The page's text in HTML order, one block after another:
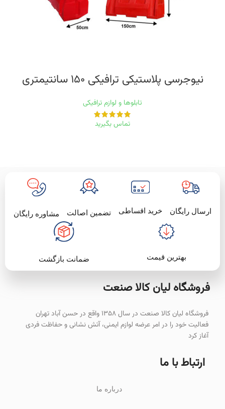
نیوجرسی پلاستیکی ترافیکی ۱۵۰ سانتیمتری
تابلوها و لوازم ترافیکی
تماس بگیرید
ارسال رایگان خرید اقساطی تضمین اصالت مشاوره رایگان
بهترین قیمت ضمانت بازگشت
فروشگاه لیان‌ کالا صنعت
فروشگاه لیان کالا صنعت در سال ۱۳۵۸ واقع در حسن آباد تهران
فعالیت خود را در امر عرضه لوازم ایمنی، آتش نشانی و حفاظت فردی
آغاز کرد
ارتباط با ما
درباره ما